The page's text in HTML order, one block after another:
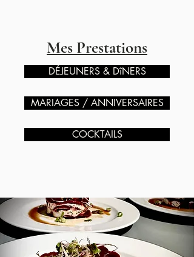
Mes Prestations
DÉJEUNERS & DîNERS
MARIAGES / ANNIVERSAIRES
COCKTAILS